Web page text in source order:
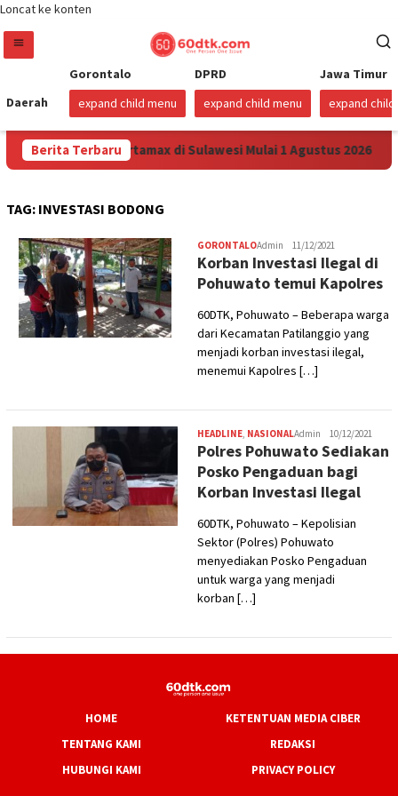
Loncat ke konten
Daerah
Gorontalo
expand child menu
DPRD
expand child menu
Jawa Timur
expand child
Berita Terbaru
Harga Pertamax di Sulawesi Mulai 1 Agustus 2026
TAG: INVESTASI BODONG
GORONTALOAdmin 11/12/2021
Korban Investasi Ilegal di
Pohuwato temui Kapolres
60DTK, Pohuwato – Beberapa warga
dari Kecamatan Patilanggio yang
menjadi korban investasi ilegal,
menemui Kapolres […]
HEADLINE, NASIONALAdmin 10/12/2021
Polres Pohuwato Sediakan
Posko Pengaduan bagi
Korban Investasi Ilegal
60DTK, Pohuwato – Kepolisian
Sektor (Polres) Pohuwato
menyediakan Posko Pengaduan
untuk warga yang menjadi
korban […]
HOME
KETENTUAN MEDIA CIBER
TENTANG KAMI
REDAKSI
HUBUNGI KAMI
PRIVACY POLICY